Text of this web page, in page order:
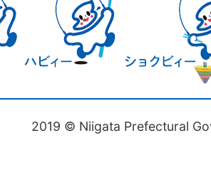
2019 © Niigata Prefectural